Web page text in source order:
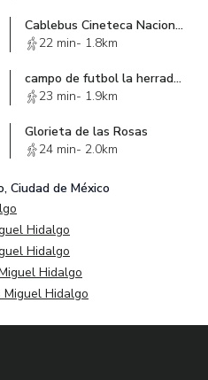
Cablebus Cineteca Nacional/ Bodega de Arte
22 min- 1.8km
campo de futbol la herradura
23 min- 1.9km
Glorieta de las Rosas
24 min- 2.0km
Ciudad de México
Hidalgo
Hidalgo
Hidalgo
Hidalgo